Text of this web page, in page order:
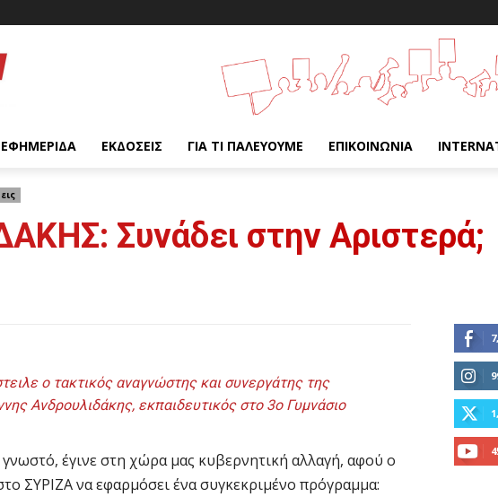
ΕΦΗΜΕΡΊΔΑ ΕΚΔΌΣΕΙΣ ΓΙΑ ΤΙ ΠΑΛΕΎΟΥΜΕ ΕΠΙΚΟΙΝΩΝΊΑ
Συνάδει στην Αριστερά;
ο τακτικός αναγνώστης και συνεργάτης της
Ανδρουλιδάκης, εκπαιδευτικός στο 3ο Γυμνάσιο
γνωστό, έγινε στη χώρα μας κυβερνητική αλλαγή, αφού ο
ΣΥΡΙΖΑ να εφαρμόσει ένα συγκεκριμένο πρόγραμμα: